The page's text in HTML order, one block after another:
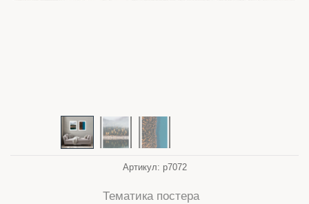
Артикул: p7072
Тематика постера